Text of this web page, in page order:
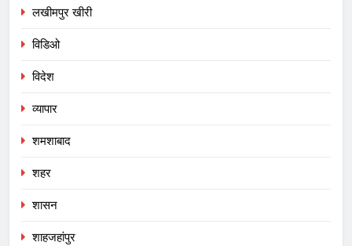
लखीमपुर खीरी
विडिओ
विदेश
व्यापार
शमशाबाद
शहर
शासन
शाहजहांपुर